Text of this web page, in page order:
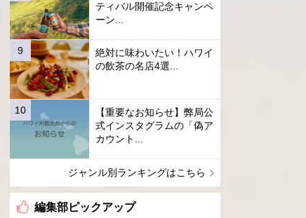
ティバル開催記念キャンペ
ーン...
絶対に味わいたい！ハワイ
の飲茶の名店4選...
【重要なお知らせ】弊局公
式インスタグラムの「偽ア
カウント...
ジャンル別ランキングはこちら
編集部ピックアップ